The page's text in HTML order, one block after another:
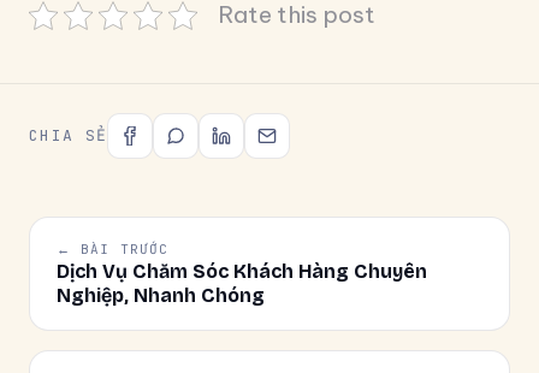
Rate this post
CHIA SẺ
← BÀI TRƯỚC
Dịch Vụ Chăm Sóc Khách Hàng Chuyên
Nghiệp, Nhanh Chóng